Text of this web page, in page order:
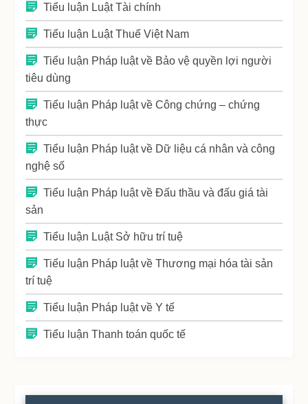
Tiểu luận Luật Tài chính
Tiểu luận Luật Thuế Việt Nam
Tiểu luận Pháp luật về Bảo vệ quyền lợi người
tiêu dùng
Tiểu luận Pháp luật về Công chứng – chứng
thực
Tiểu luận Pháp luật về Dữ liệu cá nhân và công
nghệ số
Tiểu luận Pháp luật về Đấu thầu và đấu giá tài
sản
Tiểu luận Luật Sở hữu trí tuệ
Tiểu luận Pháp luật về Thương mại hóa tài sản
trí tuệ
Tiểu luận Pháp luật về Y tế
Tiểu luận Thanh toán quốc tế